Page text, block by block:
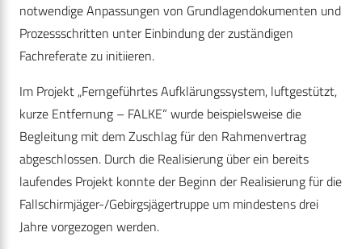
notwendige Anpassungen von Grundlagendokumenten und
Prozessschritten unter Einbindung der zuständigen
Fachreferate zu initiieren.
Im Projekt „Ferngeführtes Aufklärungssystem, luftgestützt,
kurze Entfernung – FALKE“ wurde beispielsweise die
Begleitung mit dem Zuschlag für den Rahmenvertrag
abgeschlossen. Durch die Realisierung über ein bereits
laufendes Projekt konnte der Beginn der Realisierung für die
Fallschirmjäger-/Gebirgsjägertruppe um mindestens drei
Jahre vorgezogen werden.